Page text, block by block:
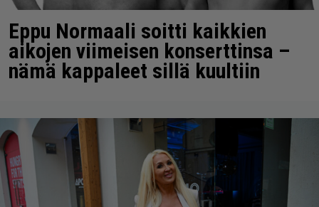
Eppu Normaali soitti kaikkien
aikojen viimeisen konserttinsa –
nämä kappaleet sillä kuultiin